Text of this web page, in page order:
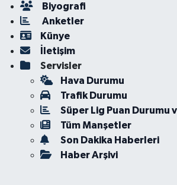
Biyografi
Anketler
Künye
İletişim
Servisler
Hava Durumu
Trafik Durumu
Süper Lig Puan Durumu
Tüm Manşetler
Son Dakika Haberleri
Haber Arşivi